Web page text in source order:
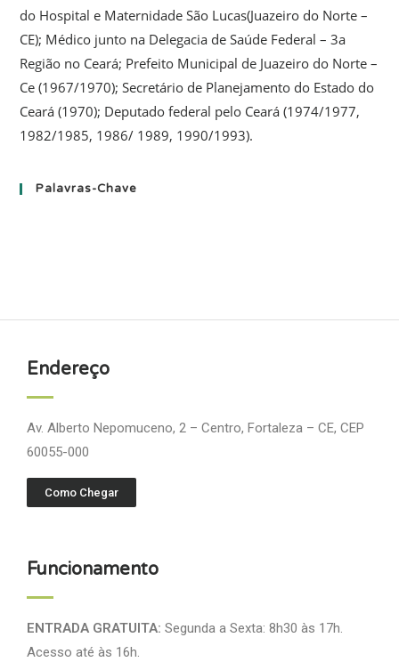
do Hospital e Maternidade São Lucas(Juazeiro do Norte –
CE); Médico junto na Delegacia de Saúde Federal – 3a
Região no Ceará; Prefeito Municipal de Juazeiro do Norte –
Ce (1967/1970); Secretário de Planejamento do Estado do
Ceará (1970); Deputado federal pelo Ceará (1974/1977,
1982/1985, 1986/ 1989, 1990/1993).
Palavras-Chave
Endereço
Av. Alberto Nepomuceno, 2 – Centro, Fortaleza – CE, CEP
60055-000
Como Chegar
Funcionamento
ENTRADA GRATUITA: Segunda a Sexta: 8h30 às 17h.
Acesso até às 16h.